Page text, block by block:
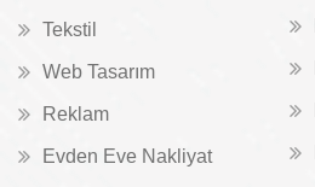
Tekstil
Web Tasarım
Reklam
Evden Eve Nakliyat